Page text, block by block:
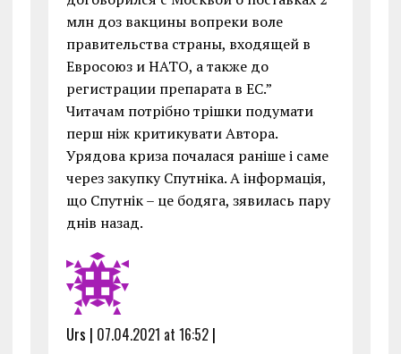
млн доз вакцины вопреки воле
правительства страны, входящей в
Евросоюз и НАТО, а также до
регистрации препарата в ЕС.”
Читачам потрібно трішки подумати
перш ніж критикувати Автора.
Урядова криза почалася раніше і саме
через закупку Спутніка. А інформація,
що Спутнік – це бодяга, зявилась пару
днів назад.
Urs | 07.04.2021 at 16:52|